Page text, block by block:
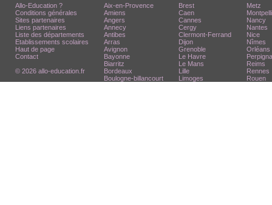
Allo-Education ?
Conditions générales
Sites partenaires
Liens partenaires
Liste des départements
Etablissements scolaires
Haut de page
Contact
© 2026 allo-education.fr
Aix-en-Provence
Amiens
Angers
Annecy
Antibes
Arras
Avignon
Bayonne
Biarritz
Bordeaux
Boulogne-billancourt
Brest
Caen
Cannes
Cergy
Clermont-Ferrand
Dijon
Grenoble
Le Havre
Le Mans
Lille
Limoges
Metz
Nancy
Nantes
Nice
Nîmes
Orléans
Reims
Rennes
Rouen